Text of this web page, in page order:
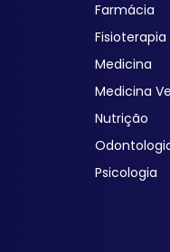
Farmácia
Fisioterapia
Medicina
Medicina
Nutrição
Psicologia